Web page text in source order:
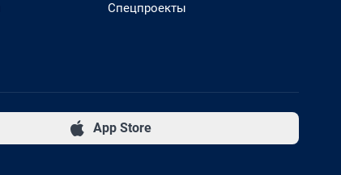
Спецпроекты
App Store